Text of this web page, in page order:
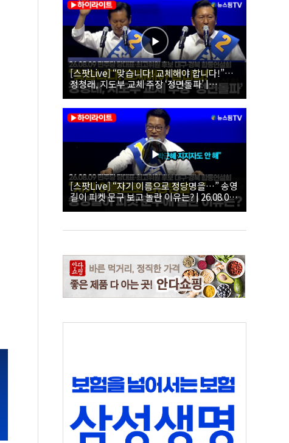
[스팟Live] “맞습니다! 교체해야 합니다!”…
정청래, 지도부 교체 주장 ‘정면돌파’ |
26.08.09 더불어민주당 당대표·최고위원 후
보 대구·경북 합동연설회
[스팟Live] “자기 이름으로 정당명을…” 송영
길이 피켓 문구 보고 놀란 이유는? | 26.08.09
더불어민주당 당대표·최고위원 후보 대구·경